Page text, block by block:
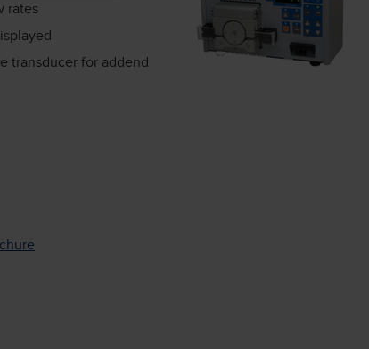
rates
transducer for addend